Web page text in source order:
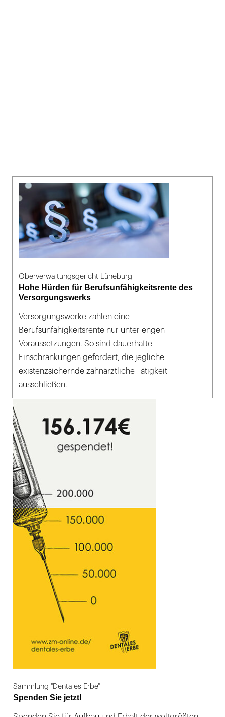
Oberverwaltungsgericht Lüneburg
Hohe Hürden für Berufsunfähigkeitsrente des
Versorgungswerks
Versorgungswerke zahlen eine
Berufsunfähigkeitsrente nur unter engen
Voraussetzungen. So sind dauerhafte
Einschränkungen gefordert, die jegliche
existenzsichernde zahnärztliche Tätigkeit
ausschließen.
Sammlung "Dentales Erbe"
Spenden Sie jetzt!